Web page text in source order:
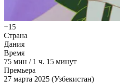
+15
Страна
Дания
Время
75 мин / 1 ч. 15 минут
Премьера
27 марта 2025 (Узбекистан)